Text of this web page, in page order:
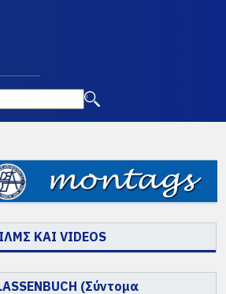
ΚΑΙ VIDEOS
(Σύντομα